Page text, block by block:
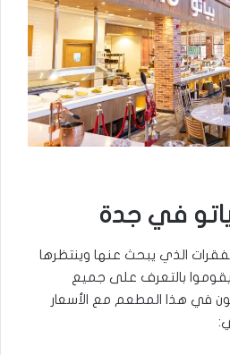
في جدة
الذي يبحث عنها وينتظرها
بالتعرف على جميع
في هذا المطعم مع الأسعار